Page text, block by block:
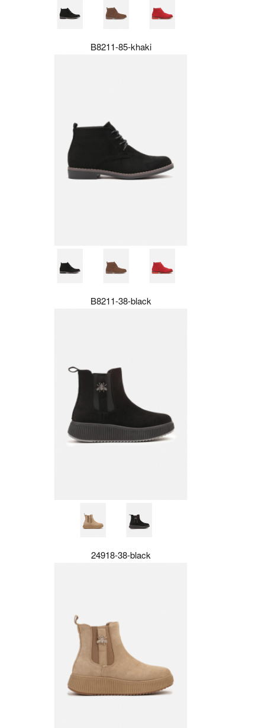
B8211-85-khaki
B8211-38-black
24918-38-black